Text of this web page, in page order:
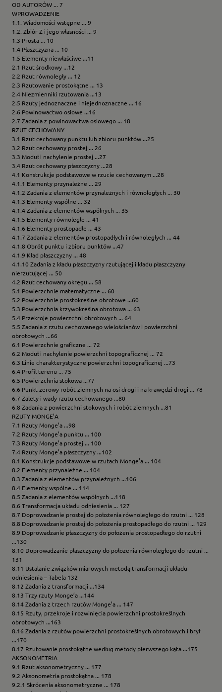
OD AUTORÓW ... 7
WPROWADZENIE
1.1. Wiadomości wstępne ... 9
1.2. Zbiór Z i jego własności ... 9
1.3 Prosta ... 10
1.4 Płaszczyzna ... 10
1.5 Elementy niewłaściwe ...11
2.1 Rzut środkowy ...12
2.2 Rzut równoległy ... 12
2.3 Rzutowanie prostokątne ... 13
2.4 Niezmienniki rzutowania ...13
2.5 Rzuty jednoznaczne i niejednoznaczne ... 16
2.6 Powinowactwo osiowe ...16
2.7 Zadania z powinowactwa osiowego ... 18
RZUT CECHOWANY
3.1 Rzut cechowany punktu lub zbioru punktów ...25
3.2 Rzut cechowany prostej ... 26
3.3 Moduł i nachylenie prostej ...27
3.4 Rzut cechowany płaszczyzny ...28
4.1 Konstrukcje podstawowe w rzucie cechowanym ...28
4.1.1 Elementy przynależne ... 29
4.1.2 Zadania z elementów przynależnych i równoległych ... 30
4.1.3 Elementy wspólne ... 32
4.1.4 Zadania z elementów wspólnych ... 35
4.1.5 Elementy równoległe ... 41
4.1.6 Elementy prostopadłe ... 43
4.1.7 Zadania z elementów prostopadłych i równoległych ... 44
4.1.8 Obrót punktu i zbioru punktów ...47
4.1.9 Kład płaszczyzny ... 48
4.1.10 Zadania z kładu płaszczyzny rzutującej i kładu płaszczyzny
nierzutującej ... 50
4.2 Rzut cechowany okręgu ... 58
5.1 Powierzchnie matematyczne ... 60
5.2 Powierzchnie prostokreślne obrotowe ...60
5.3 Powierzchnia krzywokreślna obrotowa ... 63
5.4 Przekroje powierzchni obrotowych ... 64
5.5 Zadania z rzutu cechowanego wielościanów i powierzchni
obrotowych ...66
6.1 Powierzchnie graficzne ... 72
6.2 Moduł i nachylenie powierzchni topograficznej ... 72
6.3 Linie charakterystyczne powierzchni topograficznej ...73
6.4 Profil terenu ... 75
6.5 Powierzchnia stokowa ...77
6.6 Punkt zerowy robót ziemnych na osi drogi i na krawędzi drogi ... 78
6.7 Zalety i wady rzutu cechowanego ...80
6.8 Zadania z powierzchni stokowych i robót ziemnych ...81
RZUTY MONGE’A
7.1 Rzuty Monge’a ...98
7.2 Rzuty Monge’a punktu ... 100
7.3 Rzuty Monge’a prostej ... 100
7.4 Rzuty Monge’a płaszczyzny ...102
8.1 Konstrukcje podstawowe w rzutach Monge’a ... 104
8.2 Elementy przynależne ... 104
8.3 Zadania z elementów przynależnych ...106
8.4 Elementy wspólne ... 114
8.5 Zadania z elementów wspólnych ...118
8.6 Transformacja układu odniesienia ... 127
8.7 Doprowadzanie prostej do położenia równoległego do rzutni ... 128
8.8 Doprowadzanie prostej do położenia prostopadłego do rzutni ... 129
8.9 Doprowadzanie płaszczyzny do położenia prostopadłego do rzutni
...130
8.10 Doprowadzanie płaszczyzny do położenia równoległego do rzutni ...
131
8.11 Ustalanie związków miarowych metodą transformacji układu
odniesienia – Tabela 132
8.12 Zadania z transformacji ...134
8.13 Trzy rzuty Monge’a ...144
8.14 Zadania z trzech rzutów Monge’a ... 147
8.15 Rzuty, przekroje i rozwinięcia powierzchni prostokreślnych
obrotowych ...163
8.16 Zadania z rzutów powierzchni prostokreślnych obrotowych i brył
...170
8.17 Rzutowanie prostokątne według metody pierwszego kąta ...175
AKSONOMETRIA
9.1 Rzut aksonometryczny ... 177
9.2 Aksonometria prostokątna ... 178
9.2.1 Skrócenia aksonometryczne ... 178